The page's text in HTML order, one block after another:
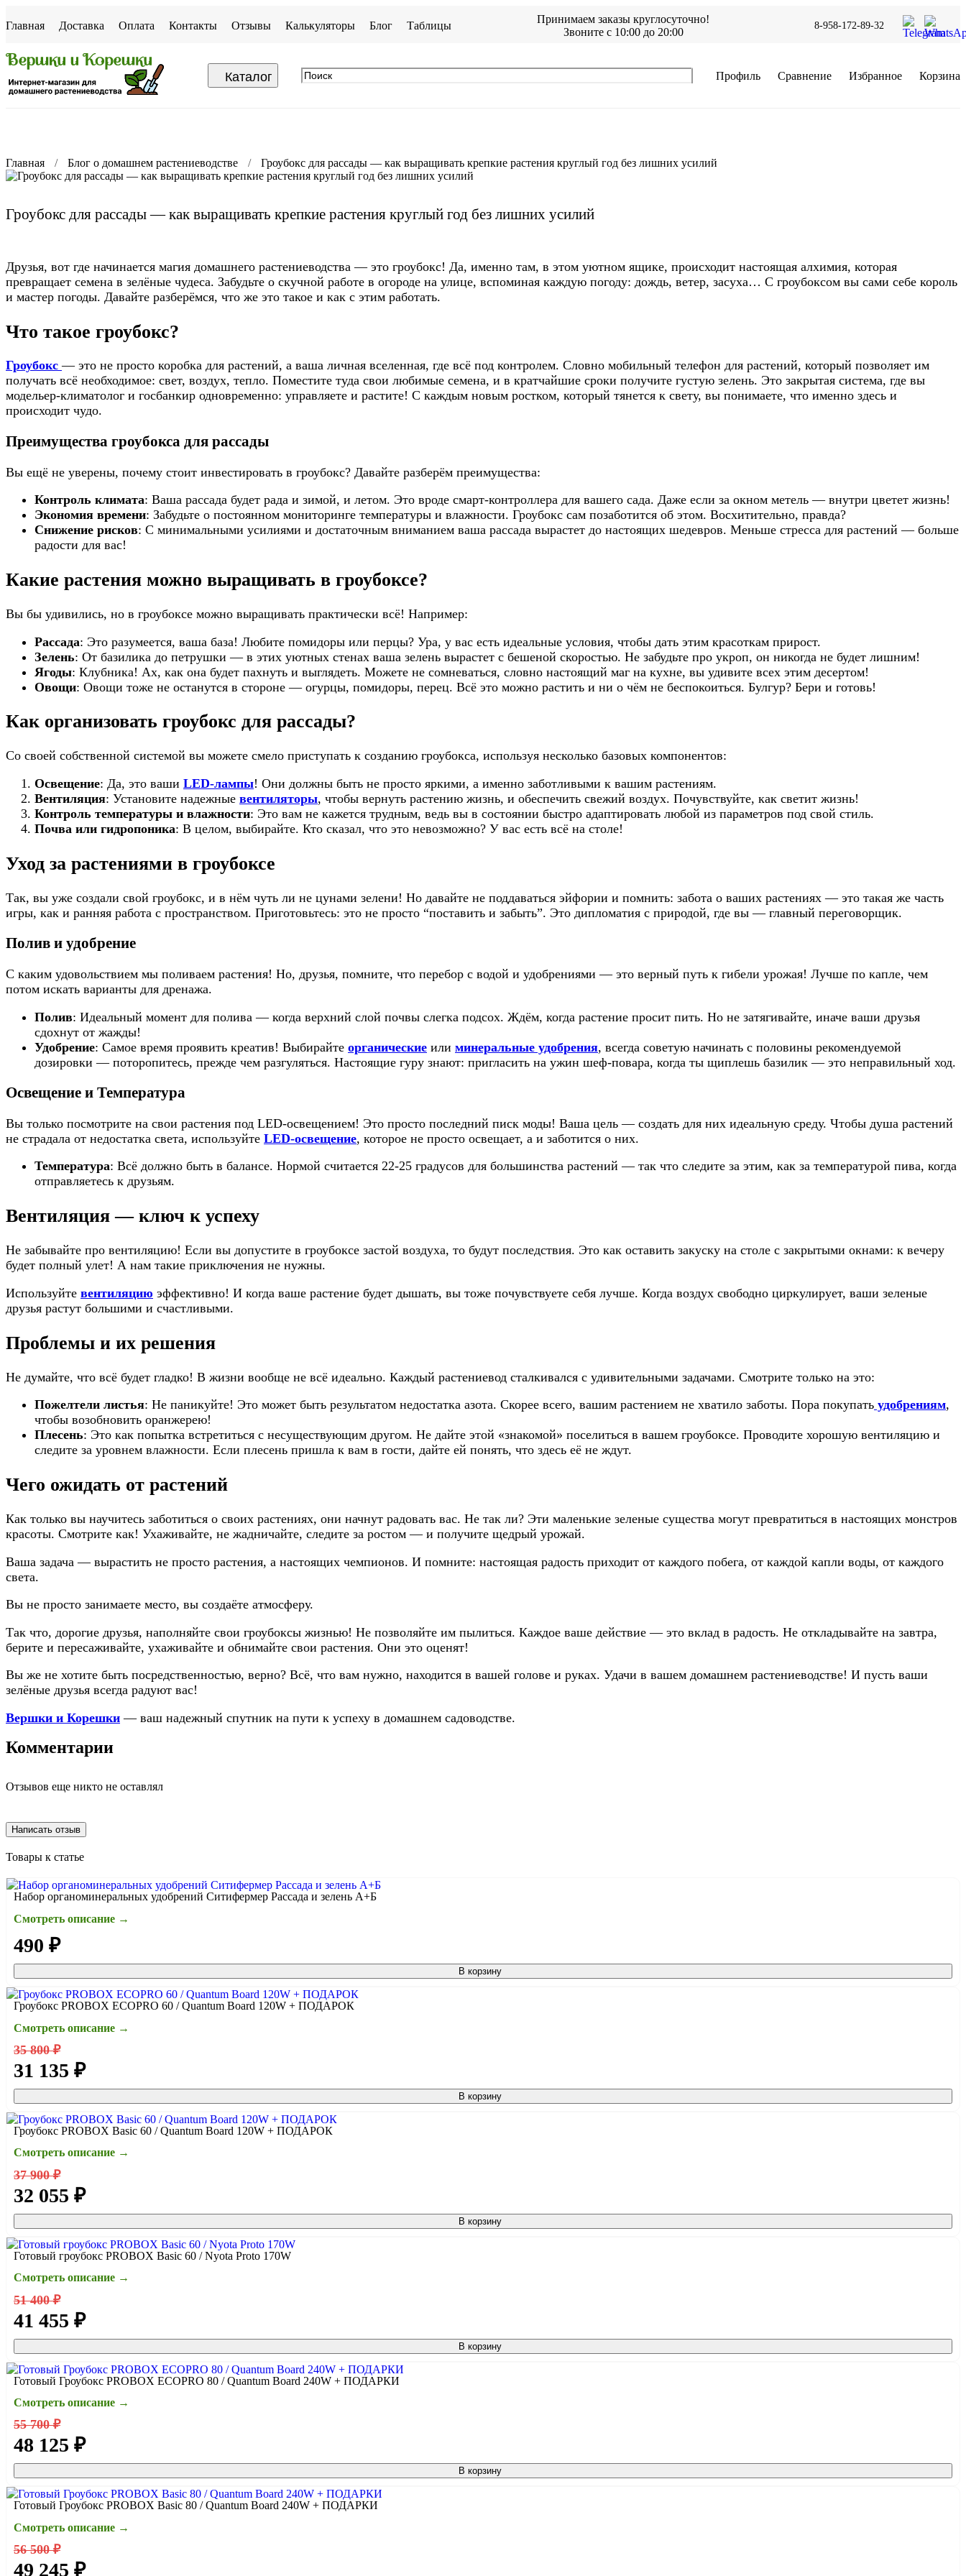
Главная Доставка Оплата Контакты Отзывы Калькуляторы Блог Таблицы
Принимаем заказы круглосуточно!
Звоните с 10:00 до 20:00
8-958-172-89-32
Каталог Профиль Сравнение Избранное Корзина
Главная Блог о домашнем растениеводстве Гроубокс для рассады — как выращивать крепкие растения круглый год без лишних усилий
Гроубокс для рассады — как выращивать крепкие растения круглый год без лишних усилий
Друзья, вот где начинается магия домашнего растениеводства — это гроубокс! Да, именно там, в этом уютном ящике, происходит настоящая алхимия, которая
превращает семена в зелёные чудеса. Забудьте о скучной работе в огороде на улице, вспоминая каждую погоду: дождь, ветер, засуха… С гроубоксом вы сами себе король
и мастер погоды. Давайте разберёмся, что же это такое и как с этим работать.
Что такое гроубокс?
Гроубокс — это не просто коробка для растений, а ваша личная вселенная, где всё под контролем. Словно мобильный телефон для растений, который позволяет им
получать всё необходимое: свет, воздух, тепло. Поместите туда свои любимые семена, и в кратчайшие сроки получите густую зелень. Это закрытая система, где вы
модельер-климатолог и госбанкир одновременно: управляете и растите! С каждым новым ростком, который тянется к свету, вы понимаете, что именно здесь и
происходит чудо.
Преимущества гроубокса для рассады
Вы ещё не уверены, почему стоит инвестировать в гроубокс? Давайте разберём преимущества:
Контроль климата: Ваша рассада будет рада и зимой, и летом. Это вроде смарт-контроллера для вашего сада. Даже если за окном метель — внутри цветет жизнь!
Экономия времени: Забудьте о постоянном мониторинге температуры и влажности. Гроубокс сам позаботится об этом. Восхитительно, правда?
Снижение рисков: С минимальными усилиями и достаточным вниманием ваша рассада вырастет до настоящих шедевров. Меньше стресса для растений — больше
радости для вас!
Какие растения можно выращивать в гроубоксе?
Вы бы удивились, но в гроубоксе можно выращивать практически всё! Например:
Рассада: Это разумеется, ваша база! Любите помидоры или перцы? Ура, у вас есть идеальные условия, чтобы дать этим красоткам прирост.
Зелень: От базилика до петрушки — в этих уютных стенах ваша зелень вырастет с бешеной скоростью. Не забудьте про укроп, он никогда не будет лишним!
Ягоды: Клубника! Ах, как она будет пахнуть и выглядеть. Можете не сомневаться, словно настоящий маг на кухне, вы удивите всех этим десертом!
Овощи: Овощи тоже не останутся в стороне — огурцы, помидоры, перец. Всё это можно растить и ни о чём не беспокоиться. Булгур? Бери и готовь!
Как организовать гроубокс для рассады?
Со своей собственной системой вы можете смело приступать к созданию гроубокса, используя несколько базовых компонентов:
Освещение: Да, это ваши LED-лампы! Они должны быть не просто яркими, а именно заботливыми к вашим растениям.
Вентиляция: Установите надежные вентиляторы, чтобы вернуть растению жизнь, и обеспечить свежий воздух. Почувствуйте, как светит жизнь!
Контроль температуры и влажности: Это вам не кажется трудным, ведь вы в состоянии быстро адаптировать любой из параметров под свой стиль.
Почва или гидропоника: В целом, выбирайте. Кто сказал, что это невозможно? У вас есть всё на столе!
Уход за растениями в гроубоксе
Так, вы уже создали свой гроубокс, и в нём чуть ли не цунами зелени! Но давайте не поддаваться эйфории и помнить: забота о ваших растениях — это такая же часть
игры, как и ранняя работа с пространством. Приготовьтесь: это не просто “поставить и забыть”. Это дипломатия с природой, где вы — главный переговорщик.
Полив и удобрение
С каким удовольствием мы поливаем растения! Но, друзья, помните, что перебор с водой и удобрениями — это верный путь к гибели урожая! Лучше по капле, чем
потом искать варианты для дренажа.
Полив: Идеальный момент для полива — когда верхний слой почвы слегка подсох. Ждём, когда растение просит пить. Но не затягивайте, иначе ваши друзья
сдохнут от жажды!
Удобрение: Самое время проявить креатив! Выбирайте органические или минеральные удобрения, всегда советую начинать с половины рекомендуемой
дозировки — поторопитесь, прежде чем разгуляться. Настоящие гуру знают: пригласить на ужин шеф-повара, когда ты щиплешь базилик — это неправильный ход.
Освещение и Температура
Вы только посмотрите на свои растения под LED-освещением! Это просто последний писк моды! Ваша цель — создать для них идеальную среду. Чтобы душа растений
не страдала от недостатка света, используйте LED-освещение, которое не просто освещает, а и заботится о них.
Температура: Всё должно быть в балансе. Нормой считается 22-25 градусов для большинства растений — так что следите за этим, как за температурой пива, когда
отправляетесь к друзьям.
Вентиляция — ключ к успеху
Не забывайте про вентиляцию! Если вы допустите в гроубоксе застой воздуха, то будут последствия. Это как оставить закуску на столе с закрытыми окнами: к вечеру
будет полный улет! А нам такие приключения не нужны.
Используйте вентиляцию эффективно! И когда ваше растение будет дышать, вы тоже почувствуете себя лучше. Когда воздух свободно циркулирует, ваши зеленые
друзья растут большими и счастливыми.
Проблемы и их решения
Не думайте, что всё будет гладко! В жизни вообще не всё идеально. Каждый растениевод сталкивался с удивительными задачами. Смотрите только на это:
Пожелтели листья: Не паникуйте! Это может быть результатом недостатка азота. Скорее всего, вашим растением не хватило заботы. Пора покупать удобрениям,
чтобы возобновить оранжерею!
Плесень: Это как попытка встретиться с несуществующим другом. Не дайте этой «знакомой» поселиться в вашем гроубоксе. Проводите хорошую вентиляцию и
следите за уровнем влажности. Если плесень пришла к вам в гости, дайте ей понять, что здесь её не ждут.
Чего ожидать от растений
Как только вы научитесь заботиться о своих растениях, они начнут радовать вас. Не так ли? Эти маленькие зеленые существа могут превратиться в настоящих монстров
красоты. Смотрите как! Ухаживайте, не жадничайте, следите за ростом — и получите щедрый урожай.
Ваша задача — вырастить не просто растения, а настоящих чемпионов. И помните: настоящая радость приходит от каждого побега, от каждой капли воды, от каждого
света.
Вы не просто занимаете место, вы создаёте атмосферу.
Так что, дорогие друзья, наполняйте свои гроубоксы жизнью! Не позволяйте им пылиться. Каждое ваше действие — это вклад в радость. Не откладывайте на завтра,
берите и пересаживайте, ухаживайте и обнимайте свои растения. Они это оценят!
Вы же не хотите быть посредственностью, верно? Всё, что вам нужно, находится в вашей голове и руках. Удачи в вашем домашнем растениеводстве! И пусть ваши
зелёные друзья всегда радуют вас!
Вершки и Корешки — ваш надежный спутник на пути к успеху в домашнем садоводстве.
Комментарии
Отзывов еще никто не оставлял
Написать отзыв
Товары к статье
Набор органоминеральных удобрений Ситифермер Рассада и зелень А+Б
Смотреть описание →
490 ₽
В корзину
Гроубокс PROBOX ECOPRO 60 / Quantum Board 120W + ПОДАРОК
Смотреть описание →
35 800 ₽
31 135 ₽
В корзину
Гроубокс PROBOX Basic 60 / Quantum Board 120W + ПОДАРОК
Смотреть описание →
37 900 ₽
32 055 ₽
В корзину
Готовый гроубокс PROBOX Basic 60 / Nyota Proto 170W
Смотреть описание →
51 400 ₽
41 455 ₽
В корзину
Готовый Гроубокс PROBOX ECOPRO 80 / Quantum Board 240W + ПОДАРКИ
Смотреть описание →
55 700 ₽
48 125 ₽
В корзину
Готовый Гроубокс PROBOX Basic 80 / Quantum Board 240W + ПОДАРКИ
Смотреть описание →
56 500 ₽
49 245 ₽